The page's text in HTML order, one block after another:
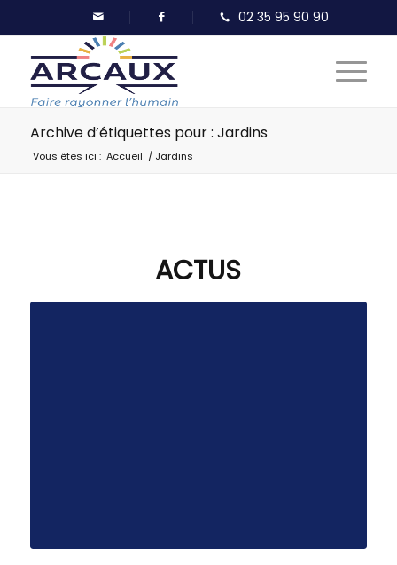
Archive d’étiquettes pour : Jardins
Vous êtes ici : Accueil / Jardins
ACTUS